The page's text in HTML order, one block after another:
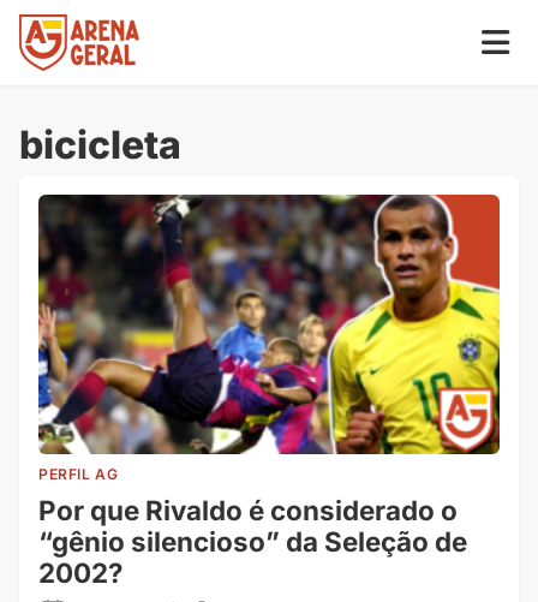
bicicleta
PERFIL AG
Por que Rivaldo é considerado o
“gênio silencioso” da Seleção de
2002?